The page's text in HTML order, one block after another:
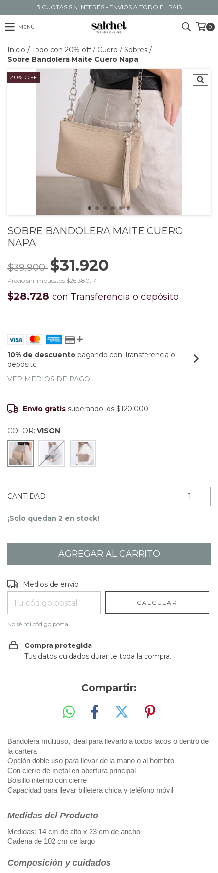
3 CUOTAS SIN INTERÉS - ENVIOS A TODO EL PAÍS
MENÚ 0
Inicio / Todo con 20% off / Cuero / Sobres /
Sobre Bandolera Maite Cuero Napa
20% OFF
SOBRE BANDOLERA MAITE CUERO
NAPA
$39.900 $31.920
Precio sin impuestos $26.380,17
$28.728 con Transferencia o depósito
10% de descuento pagando con Transferencia o
depósito
VER MEDIOS DE PAGO
Envío gratis superando los$120.000
COLOR: VISON
CANTIDAD
¡Solo quedan 2 en stock!
Entregas para el CP:
Medios de envío
CALCULAR
No sé mi código postal
Compra protegida
Tus datos cuidados durante toda la compra.
Compartir:
Bandolera multiuso, ideal para llevarlo a todos lados o dentro de
la cartera
Opción doble uso para llevar de la mano o al hombro
Con cierre de metal en abertura principal
Bolsillo interno con cierre
Capacidad para llevar billetera chica y teléfono móvil
Medidas del Producto
Medidas: 14 cm de alto x 23 cm de ancho
Cadena de 102 cm de largo
Composición y cuidados